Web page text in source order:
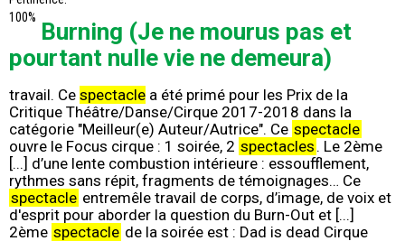
100%
Burning (Je ne mourus pas et
pourtant nulle vie ne demeura)
travail. Ce spectacle a été primé pour les Prix de la
Critique Théâtre/Danse/Cirque 2017-2018 dans la
catégorie "Meilleur(e) Auteur/Autrice". Ce spectacle
ouvre le Focus cirque : 1 soirée, 2 spectacles . Le 2ème
[...] d’une lente combustion intérieure : essoufflement,
rythmes sans répit, fragments de témoignages… Ce
spectacle entremêle travail de corps, d’image, de voix et
d'esprit pour aborder la question du Burn-Out et [...]
2ème spectacle de la soirée est : Dad is dead Cirque